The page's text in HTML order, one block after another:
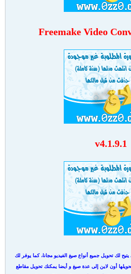
Freemake Video
v4.1.9.1
لك تحويل جميع أنواع صيغ الفيديو مجانا، كما يوفر لك
أون لاين إلى عدة صيغ و أيضا يمكنك تحويل مقاطع